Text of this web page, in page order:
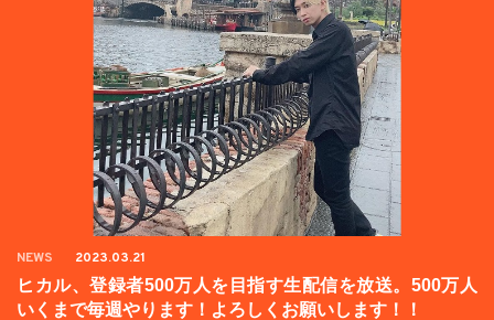
NEWS 2023.03.21
ヒカル、登録者500万人を目指す生配信を放送。500万人
いくまで毎週やります！よろしくお願いします！！